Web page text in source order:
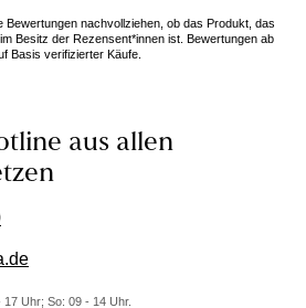
Bewertungen nachvollziehen, ob das Produkt, das
Besitz der Rezensent*innen ist. Bewertungen ab
Basis verifizierter Käufe.
aus allen
Uhr; So: 09 - 14 Uhr.